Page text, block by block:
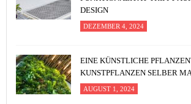
DESIGN
DEZEMBER 4, 2024
EINE KÜNSTLICHE
KUNSTPFLANZEN SELBER
AUGUST 1, 2024